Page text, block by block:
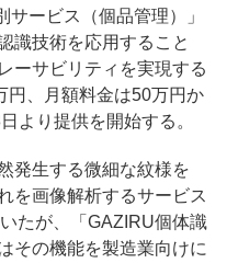
ービス（個品管理）」
識技術を応用すること
ーサビリティを実現する
円、月額料金は50万円か
より提供を開始する。
発生する微細な紋様を
を画像解析するサービス
たが、「GAZIRU個体識
その機能を製造業向けに